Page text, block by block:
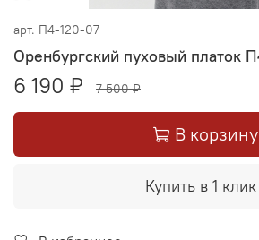
арт. П4-120-07
Оренбургский пуховый платок
6 190 ₽ 7 500 ₽
В корзину
Купить в 1 клик